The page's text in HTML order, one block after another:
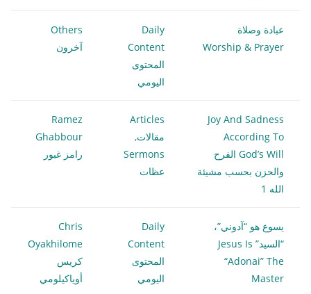
عبادة وصلاة
Worship & Prayer
Daily
Content
المحتوى
اليومي
Others
آخرون
Joy And Sadness
According To
God’s Will الفرح
والحزن بحسب مشيئة
الله 1
Articles
مقالات,
Sermons
عظات
Ramez
Ghabbour
رامز غبور
يسوع هو “آدوني”،
“السيد” Jesus Is
“Adonai” The
Master
Daily
Content
المحتوى
اليومي
Chris
Oyakhilome
كريس
أوياكيلومي